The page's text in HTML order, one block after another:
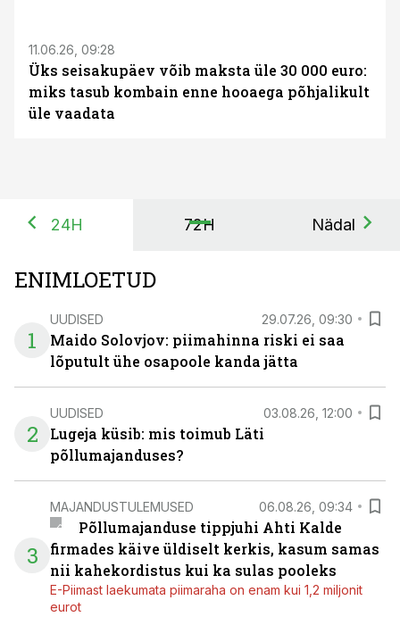
11.06.26, 09:28
Üks seisakupäev võib maksta üle 30 000 euro:
miks tasub kombain enne hooaega põhjalikult
üle vaadata
24H 72H Nädal
ENIMLOETUD
1
UUDISED 29.07.26, 09:30
Maido Solovjov: piimahinna riski ei saa
lõputult ühe osapoole kanda jätta
2
UUDISED 03.08.26, 12:00
Lugeja küsib: mis toimub Läti
põllumajanduses?
3
MAJANDUSTULEMUSED 06.08.26, 09:34
Põllumajanduse tippjuhi Ahti Kalde
firmades käive üldiselt kerkis, kasum samas
nii kahekordistus kui ka sulas pooleks
E-Piimast laekumata piimaraha on enam kui 1,2 miljonit
eurot